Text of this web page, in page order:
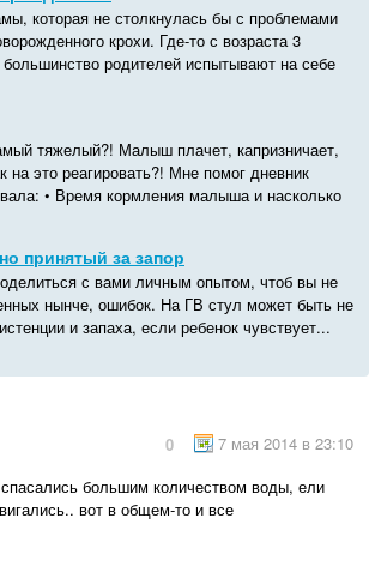
которая не столкнулась бы с проблемами
крохи. Где-то с возраста 3
родителей испытывают на себе
тяжелый?! Малыш плачет, капризничает,
на это реагировать?! Мне помог дневник
• Время кормления малыша и насколько
принятый за запор
с вами личным опытом, чтоб вы не
нынче, ошибок. На ГВ стул может быть не
и запаха, если ребенок чувствует...
7 мая 2014 в 23:10
0
большим количеством воды, ели
вот в общем-то и все